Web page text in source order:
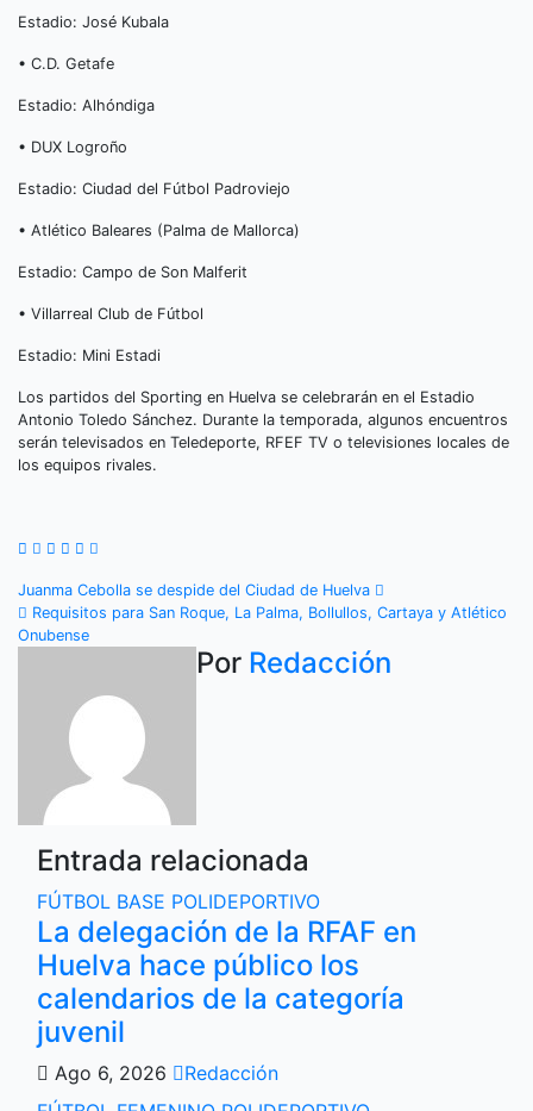
Estadio: José Kubala
• C.D. Getafe
Estadio: Alhóndiga
• DUX Logroño
Estadio: Ciudad del Fútbol Padroviejo
• Atlético Baleares (Palma de Mallorca)
Estadio: Campo de Son Malferit
• Villarreal Club de Fútbol
Estadio: Mini Estadi
Los partidos del Sporting en Huelva se celebrarán en el Estadio
Antonio Toledo Sánchez. Durante la temporada, algunos encuentros
serán televisados en Teledeporte, RFEF TV o televisiones locales de
los equipos rivales.
Navegación
de
entradas
Juanma Cebolla se despide del Ciudad de Huelva
Requisitos para San Roque, La Palma, Bollullos, Cartaya y Atlético
Onubense
Por Redacción
Entrada relacionada
FÚTBOL BASE POLIDEPORTIVO
La delegación de la RFAF en
Huelva hace público los
calendarios de la categoría
juvenil
Ago 6, 2026
Redacción